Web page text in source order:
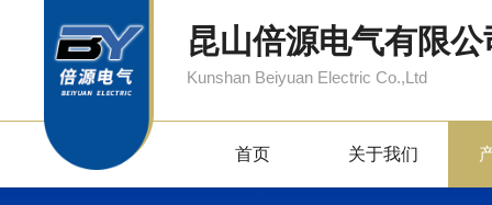
昆山倍源电气有限公
Kunshan Beiyuan Electric Co.,Ltd
首页 关于我们